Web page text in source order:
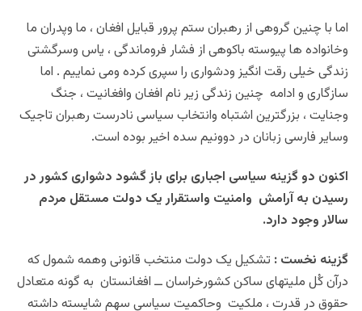
اما با چنین گروهی از رهبران ستم پرور قبایل افغان ، ما وپدران ما
وخانواده ها پیوسته باکوهی از فشار فروماندگی ، یاس وسرگشتی
زندگی خیلی رقت انگیز ودشواری را سپری کرده ومی نماییم . اما
سازگاری و ادامه چنین زندگی زیر نام افغان وافغانیت ، جنگ
وجنایت ، بزرگترین اشتباه وانتخاب سیاسی نادرست رهبران تاجیک
وسایر فارسی زبانان در دوونیم سده اخیر بوده است.
اکنون دو گزینه سیاسی اجباری برای باز گشود دشواری کشور در
رسیدن به آرامش وامنیت واستقرار یک دولت مستقل مردم
سالار وجود دارد.
گزینه نخست : تشکیل یک دولت منتخب قانونی وهمه شمول که
درآن کُل ملیتهای ساکن کشورخراسان ــ افغانستان به گونه متعادل
حقوق در قدرت ، ملکیت وحاکمیت سیاسی سهم شایسته داشته